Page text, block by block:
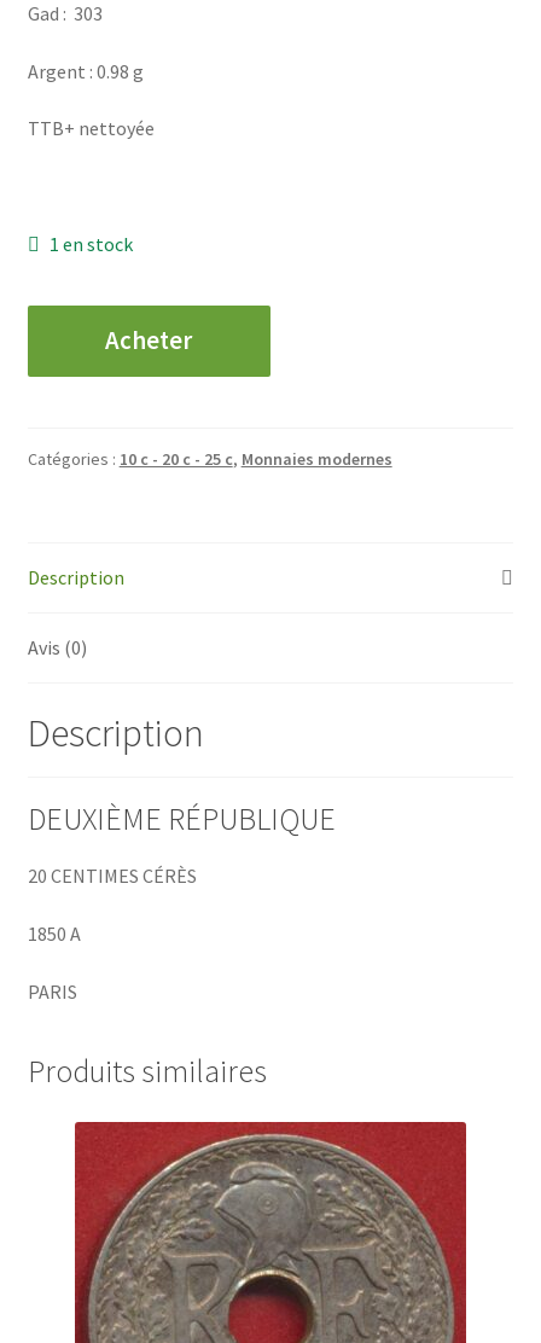
Gad : 303
Argent : 0.98 g
TTB+ nettoyée
1 en stock
Cérès
Centimes
Acheter
Catégories : 10 c - 20 c - 25 c, Monnaies modernes
Description
Avis (0)
Description
DEUXIÈME RÉPUBLIQUE
20 CENTIMES CÉRÈS
1850 A
PARIS
Produits similaires